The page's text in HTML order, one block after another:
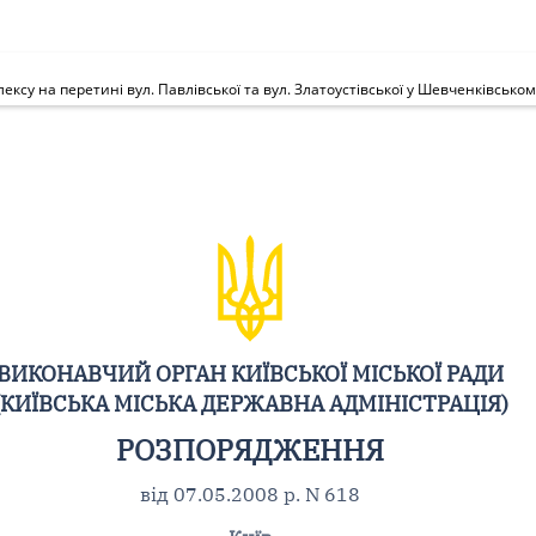
на перетині вул. Павлівської та вул. Златоустівської у
ОРГАН КИЇВСЬКОЇ МІСЬКОЇ РАДИ
МІСЬКА ДЕРЖАВНА АДМІНІСТРАЦІЯ)
РОЗПОРЯДЖЕННЯ
від 07.05.2008 р. N 618